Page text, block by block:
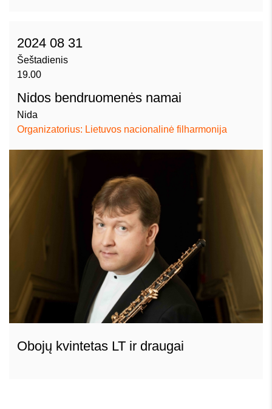
2024 08 31
Šeštadienis
19.00
Nidos bendruomenės namai
Nida
Organizatorius: Lietuvos nacionalinė filharmonija
Obojų kvintetas LT ir draugai